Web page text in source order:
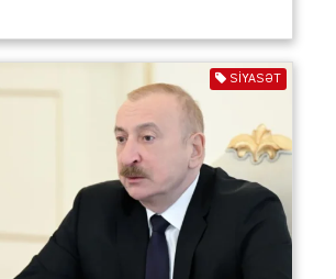
SIYASƏT